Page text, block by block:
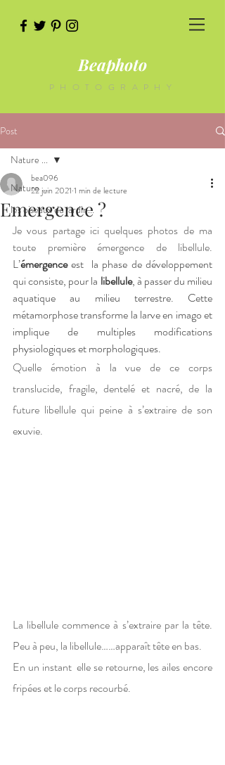
Beaphoto
PHOTOGRAPHY
Post
Nature ...
les oiseaux du jardin...
Nature ...
Emergence ?
bea096
22 juin 2021 1 min de lecture
Je vous partage ici quelques photos de ma
toute première émergence de libellule.
L’émergence est  la phase de développement
qui consiste, pour la libellule, à passer du milieu
aquatique au milieu terrestre. Cette
métamorphose transforme la larve en imago et
implique de multiples modifications
physiologiques et morphologiques.
Quelle émotion à la vue de ce corps
translucide, fragile, dentelé et nacré, de la
future libellule qui peine à s’extraire de son
exuvie.
La libellule commence à s’extraire par la tête.
Peu à peu, la libellule……apparaît tête en bas.
En un instant  elle se retourne, les ailes encore
fripées et le corps recourbé.